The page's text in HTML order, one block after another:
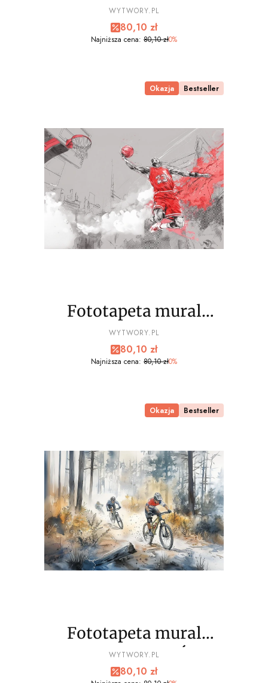
hokejowy, hockey
player kolory wz2 - NA
PRODUCENT
WYTWORY.PL
Cena promocyjna
80,10 zł
Najniższa cena: 80,10 zł0%
Okazja Bestseller
Fototapeta mural
basketball player,
koszykówka - NA
PRODUCENT
WYTWORY.PL
Cena promocyjna
80,10 zł
Najniższa cena: 80,10 zł0%
Okazja Bestseller
Fototapeta mural
ROWEROWY WYŚCIG
wz1 - NA WYMIAR
PRODUCENT
WYTWORY.PL
Cena promocyjna
80,10 zł